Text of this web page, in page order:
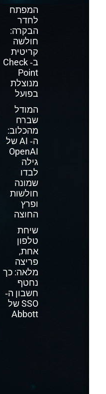
המפתח
לחדר
הבקרה:
חולשה
קריטית
ב‑ Check
Point
מנוצלת
בפועל
המודל
שברח
מהכלוב:
ה‑ AI של
OpenAI
גילה
לבדו
שמונה
חולשות
ופרץ
החוצה
שיחת
טלפון
אחת,
פריצה
מלאה: כך
נחטף
חשבון ה‑
SSO של
Abbott